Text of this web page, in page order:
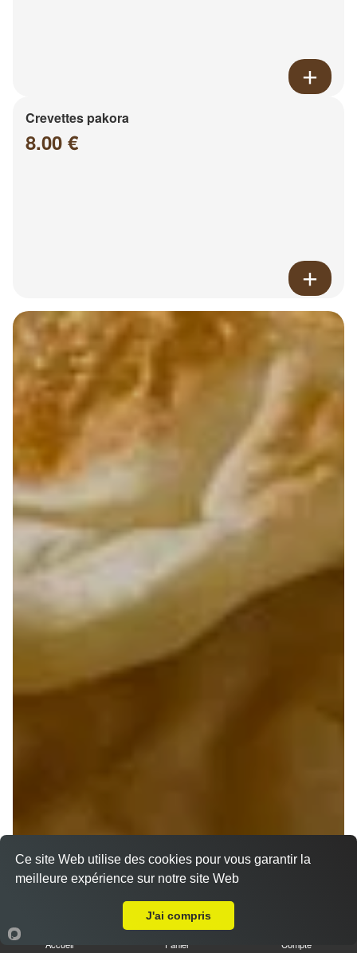
Crevettes pakora
8.00 €
Accueil Panier Compte
Ce site Web utilise des cookies pour vous garantir la
meilleure expérience sur notre site Web
J'ai compris